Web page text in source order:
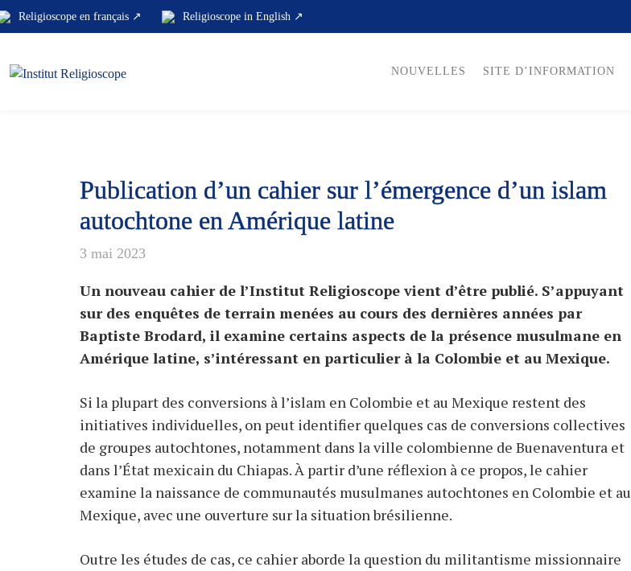
Skip
to
Religioscope en français ↗ Religioscope in English ↗
NOUVELLES SITE D’INFORMATION
Publication d’un cahier sur l’émergence d’un islam
autochtone en Amérique latine
3 mai 2023
Un nouveau cahier de l’Institut Religioscope vient d’être publié. S’appuyant
sur des enquêtes de terrain menées au cours des dernières années par
Baptiste Brodard, il examine certains aspects de la présence musulmane en
Amérique latine, s’intéressant en particulier à la Colombie et au Mexique.
Si la plupart des conversions à l’islam en Colombie et au Mexique restent des
initiatives individuelles, on peut identifier quelques cas de conversions collectives
de groupes autochtones, notamment dans la ville colombienne de Buenaventura et
dans l’État mexicain du Chiapas. À partir d’une réflexion à ce propos, le cahier
examine la naissance de communautés musulmanes autochtones en Colombie et au
Mexique, avec une ouverture sur la situation brésilienne.
Outre les études de cas, ce cahier aborde la question du militantisme missionnaire